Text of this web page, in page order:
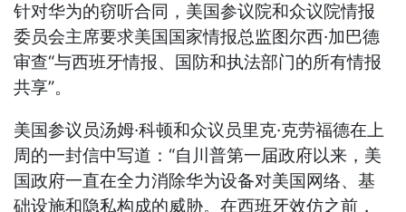
针对华为的窃听合同，美国参议院和众议院情报
委员会主席要求美国国家情报总监图尔西·加巴德
审查“与西班牙情报、国防和执法部门的所有情报
共享”。
美国参议员汤姆·科顿和众议员里克·克劳福德在上
周的一封信中写道：“自川普第一届政府以来，美
国政府一直在全力消除华为设备对美国网络、基
础设施和隐私构成的威胁。在西班牙效仿之前，